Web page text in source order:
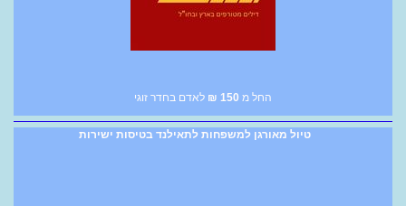
החל מ 150
₪ לאדם בחדר זוגי
טיול מאורגן למשפחות לתאילנד בטיסות ישירות